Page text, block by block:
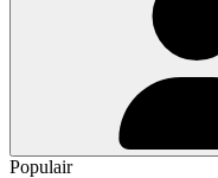
Populair